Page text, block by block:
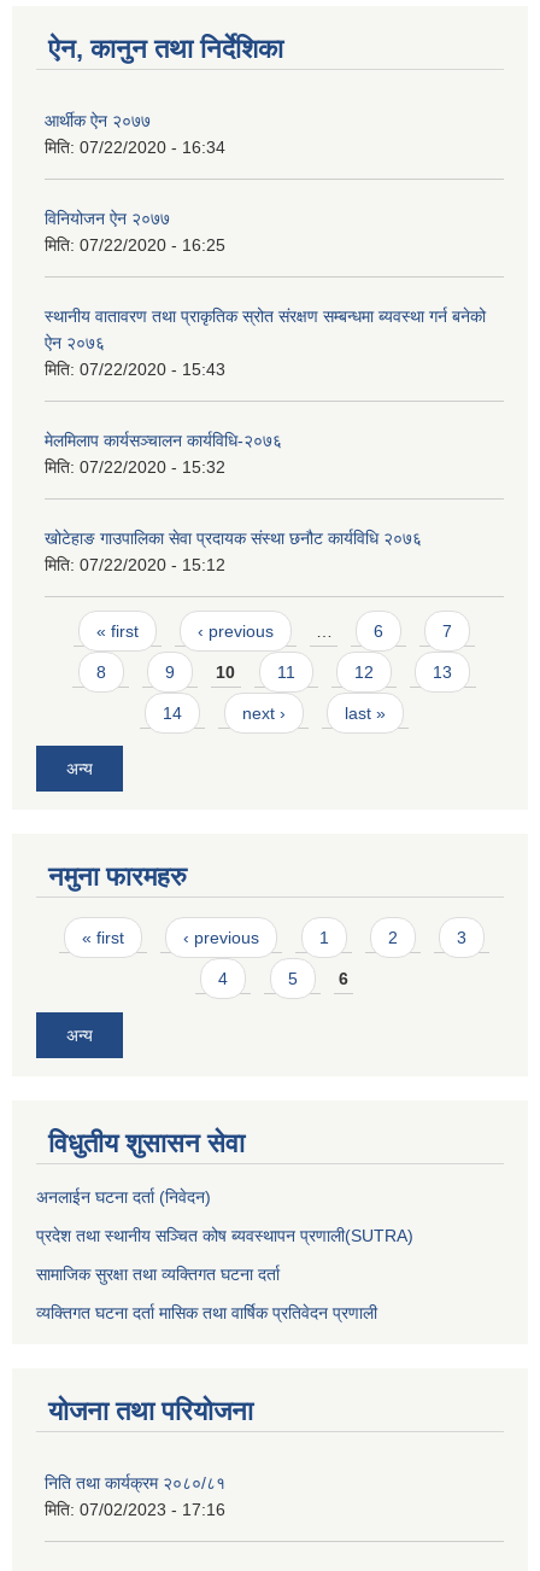
ऐन, कानुन तथा निर्देशिका
आर्थीक ऐन २०७७
मिति: 07/22/2020 - 16:34
विनियोजन ऐन २०७७
मिति: 07/22/2020 - 16:25
स्थानीय वातावरण तथा प्राकृतिक स्रोत संरक्षण सम्बन्धमा ब्यवस्था गर्न बनेको
ऐन २०७६
मिति: 07/22/2020 - 15:43
मेलमिलाप कार्यसञ्चालन कार्यविधि-२०७६
मिति: 07/22/2020 - 15:32
खोटेहाङ गाउपालिका सेवा प्रदायक संस्था छनौट कार्यविधि २०७६
मिति: 07/22/2020 - 15:12
Pages
« first ‹ previous 6 7
8 9 10 11 12 13
14 next › last »
अन्य
नमुना फारमहरु
Pages
« first ‹ previous 1 2 3
4 5 6
अन्य
विधुतीय शुसासन सेवा
अनलाईन घटना दर्ता (निवेदन)
प्रदेश तथा स्थानीय सञ्चित कोष ब्यवस्थापन प्रणाली(SUTRA)
सामाजिक सुरक्षा तथा व्यक्तिगत घटना दर्ता
व्यक्तिगत घटना दर्ता मासिक तथा वार्षिक प्रतिवेदन प्रणाली
योजना तथा परियोजना
निति तथा कार्यक्रम २०८०/८१
मिति: 07/02/2023 - 17:16